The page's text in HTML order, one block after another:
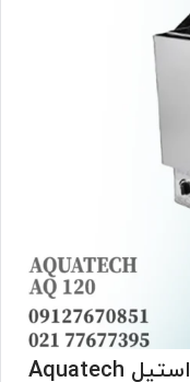
هیتر سونا خشک 12 کیلووات استیل Aquatech